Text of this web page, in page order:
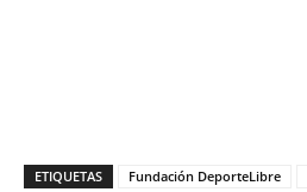
ETIQUETAS Fundación DeporteLibre